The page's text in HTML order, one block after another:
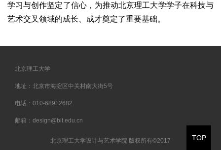
学习与创作坚定了信心，为推动北京理工大学学子在科技与
艺术交叉领域的成长、成才奠定了重要基础。
TOP
北京理工大学
地址：北京市海淀区中关村南大街5号
电话：010-68912682
邮箱：design@bit.edu.cn
北京理工大学设计与艺术学院 版权所有©2017